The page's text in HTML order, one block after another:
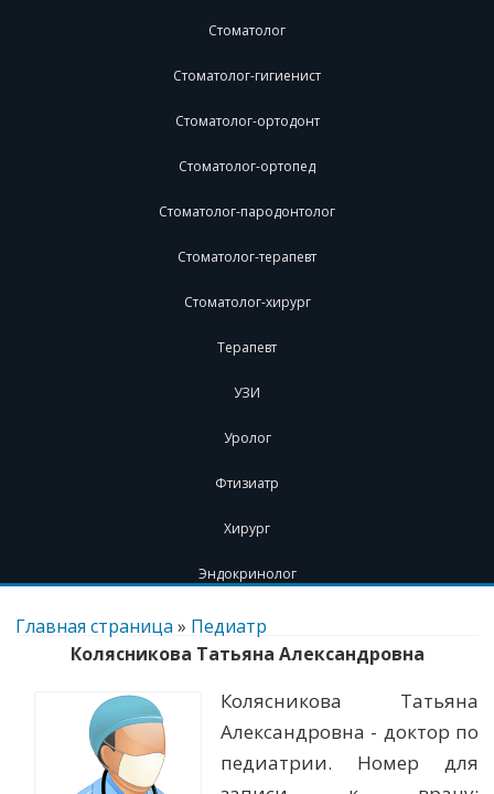
Стоматолог
Стоматолог-гигиенист
Стоматолог-ортодонт
Стоматолог-ортопед
Стоматолог-пародонтолог
Стоматолог-терапевт
Стоматолог-хирург
Терапевт
УЗИ
Уролог
Фтизиатр
Хирург
Эндокринолог
Перейти
содержимому
Главная страница » Педиатр
Колясникова Татьяна Александровна
Колясникова Татьяна
Александровна - доктор по
педиатрии. Номер для